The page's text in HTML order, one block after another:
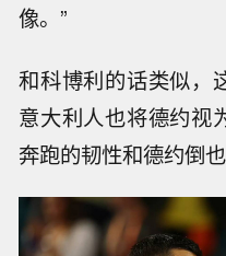
像。”
和科博利的话类似，
意大利人也将德约视
奔跑的韧性和德约倒